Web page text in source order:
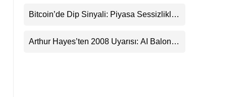
Bitcoin’de Dip Sinyali: Piyasa Sessizlikle
Arthur Hayes’ten 2008 Uyarısı: AI Balonu